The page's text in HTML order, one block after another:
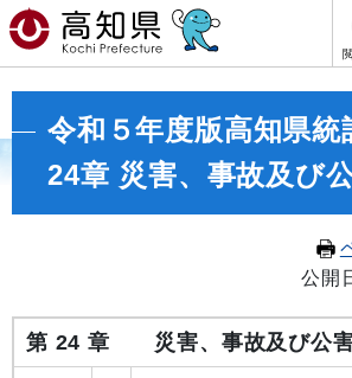
令和５年度版高知県
24章 災害、事故及び
公開
第 24 章 災害、事故及び公